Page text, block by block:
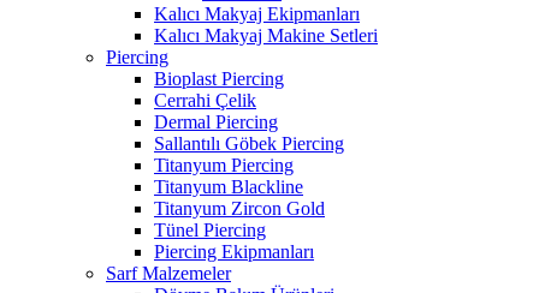
Kalıcı Makyaj Ekipmanları
Kalıcı Makyaj Makine Setleri
Piercing
Bioplast Piercing
Cerrahi Çelik
Dermal Piercing
Sallantılı Göbek Piercing
Titanyum Piercing
Titanyum Blackline
Titanyum Zircon Gold
Tünel Piercing
Piercing Ekipmanları
Sarf Malzemeler